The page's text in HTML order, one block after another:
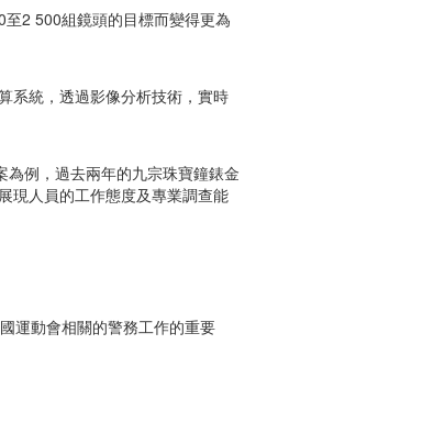
2 500組鏡頭的目標而變得更為
系統，透過影像分析技術，實時
例，過去兩年的九宗珠寶鐘錶金
現人員的工作態度及專業調查能
運動會相關的警務工作的重要